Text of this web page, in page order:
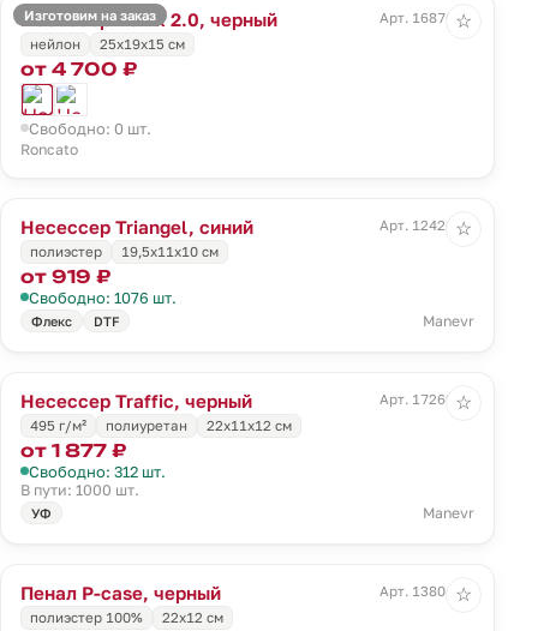
Изготовим на заказ
Несессер Ironik 2.0, черный
Арт. 16870.30
нейлон
25x19x15 см
от 4 700 ₽
Свободно: 0 шт.
Roncato
☆
Несессер Triangel, синий
Арт. 12426.44
полиэстер
19,5х11х10 см
от 919 ₽
Свободно: 1076 шт.
Флекс DTF Manevr
☆
Несессер Traffic, черный
Арт. 17269.30
495 г/м²
полиуретан 22х11х12 см
от 1 877 ₽
Свободно: 312 шт.
В пути: 1000 шт.
УФ Manevr
☆
Пенал P-case, черный
Арт. 13804.30
полиэстер 100%
22х12 см
☆